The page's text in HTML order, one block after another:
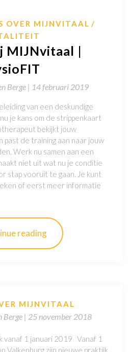
OVER MIJNVITAAL
MIJNvitaal |
Berge | 14 februari 2019
van een deskundige
je kans om de strippenkaart
bekijkt jouw
past de training aan naar jouw
Werk nu samen aan een
niet uit wat nu je conditie
stap vooruit te gaan. Je kunt
of eerst meer informatie
reading
MIJNVITAAL
Berge | 25 november 2018
vanaf 1 januari 2019 Vanaf 1
Valkenburg zijn nieuwe praktijk